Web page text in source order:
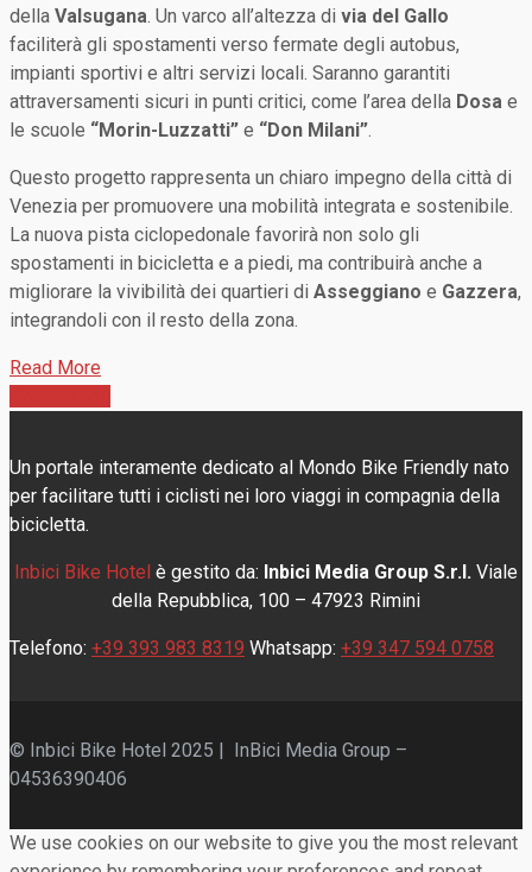
della Valsugana. Un varco all’altezza di via del Gallo
faciliterà gli spostamenti verso fermate degli autobus,
impianti sportivi e altri servizi locali. Saranno garantiti
attraversamenti sicuri in punti critici, come l’area della Dosa e
le scuole “Morin-Luzzatti” e “Don Milani”.
Questo progetto rappresenta un chiaro impegno della città di
Venezia per promuovere una mobilità integrata e sostenibile.
La nuova pista ciclopedonale favorirà non solo gli
spostamenti in bicicletta e a piedi, ma contribuirà anche a
migliorare la vivibilità dei quartieri di Asseggiano e Gazzera,
integrandoli con il resto della zona.
Read More
Un portale interamente dedicato al Mondo Bike Friendly nato
per facilitare tutti i ciclisti nei loro viaggi in compagnia della
bicicletta.
Inbici Bike Hotel è gestito da: Inbici Media Group S.r.l. Viale
della Repubblica, 100 – 47923 Rimini
Telefono: +39 393 983 8319 Whatsapp: +39 347 594 0758
© Inbici Bike Hotel 2025 | InBici Media Group –
04536390406
We use cookies on our website to give you the most relevant